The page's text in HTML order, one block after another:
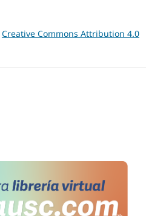
Creative Commons Attribution 4.0